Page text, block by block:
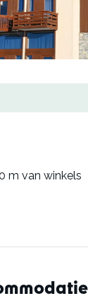
m van winkels